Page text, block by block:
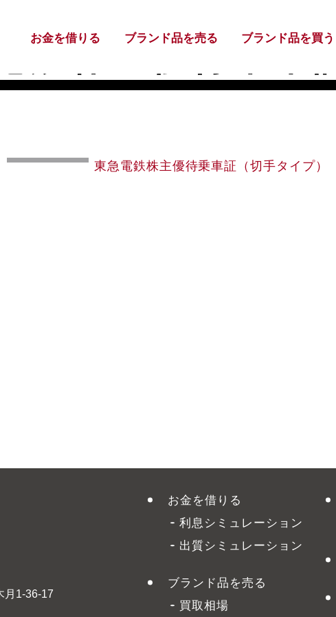
お金を借りる ブランド品を売る ブランド品を買う
鉄株主優待乗車証
東急電鉄株主優待乗車証（切手タイプ）
月1-36-17
お金を借りる
利息シミュレーション
出質シミュレーション
ブランド品を売る
買取相場